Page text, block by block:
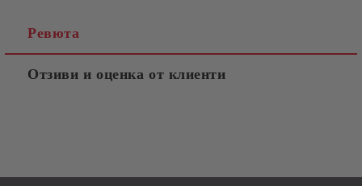
Ревюта
Отзиви и оценка от клиенти